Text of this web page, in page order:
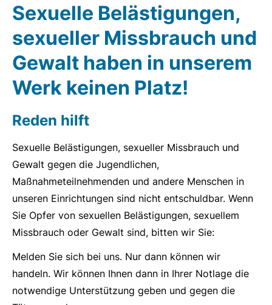
Sexuelle Belästigungen,
sexueller Missbrauch und
Gewalt haben in unserem
Werk keinen Platz!
Reden hilft
Sexuelle Belästigungen, sexueller Missbrauch und
Gewalt gegen die Jugendlichen,
Maßnahmeteilnehmenden und andere Menschen in
unseren Einrichtungen sind nicht entschuldbar. Wenn
Sie Opfer von sexuellen Belästigungen, sexuellem
Missbrauch oder Gewalt sind, bitten wir Sie:
Melden Sie sich bei uns. Nur dann können wir
handeln. Wir können Ihnen dann in Ihrer Notlage die
notwendige Unterstützung geben und gegen die